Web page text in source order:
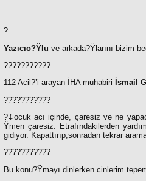
?
Yazıcıo?Ÿlu ve arkada?Ÿlarını bizim
???????????
112 Acil?’i arayan İHA muhabiri İsmail
???????????
?‡ocuk acı içinde, çaresiz ve ne
Ÿmen çaresiz. Etrafındakilerden
gidiyor. Kapattırıp,sonradan tekrar
???????????
Bu konu?Ÿmayı dinlerken cinlerim